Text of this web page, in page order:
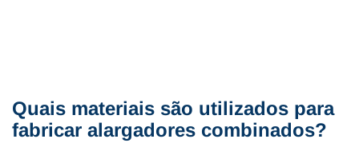
Quais materiais são utilizados para
fabricar alargadores combinados?